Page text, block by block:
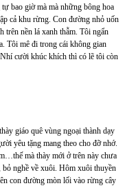
bao giờ mà mà những bông hoa
cả khu rừng. Con đường nhỏ uốn
trên nền lá xanh thẫm. Tôi ngẩn
Tôi mê đi trong cái không gian
cười khúc khích thì có lẽ tôi còn
giáo quê vùng ngoại thành dạy
yêu tặng mang theo cho đỡ nhớ.
mà thày mới ở trên này chưa
bỏ nghề về xuôi. Hôm xuôi thuyền
con đường mòn lối vào rừng cây